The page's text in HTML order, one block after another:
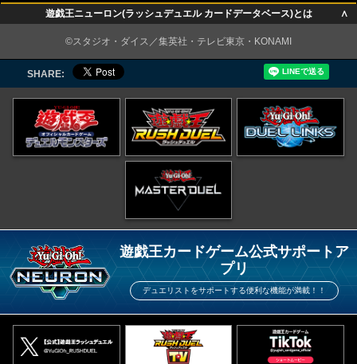
遊戯王ニューロン(ラッシュデュエル カードデータベース)とは ∧
©スタジオ・ダイス／集英社・テレビ東京・KONAMI
SHARE:
遊戯王カードゲーム公式サポートア
プリ
デュエリストをサポートする便利な機能が満載！！